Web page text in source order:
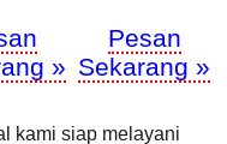
»
Pesan
Sekarang »
kami siap melayani